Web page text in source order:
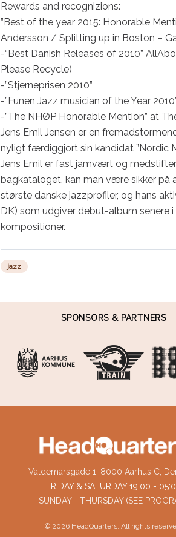
Rewards and recognizions:
”Best of the year 2015: Honorable
Andersson / Splitting up in Boston –
-“Best Danish Releases of 2010”
Please Recycle)
-”Stjerneprisen 2010”
-”Funen Jazz musician of the Year
-”The NHØP Honorable Mention” at
Jens Emil Jensen er en
nyligt færdiggjort sin kandidat ”Nordic
Jens Emil er fast jamvært og
bagkataloget, kan man være sikker på
største danske jazzprofiler, og hans
DK) som udgiver debut-album senere
kompositioner.
jazz
SPONSORS & PARTNERS
Valdemarsgade 1, 8000 Aarhus C,
FRIDAY & SATURDAY 19:00 -
SUNDAY - THURSDAY (SEE
© 2026 HeadQuarters. All rights